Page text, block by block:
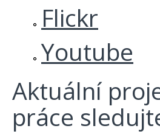
Flickr
Youtube
Aktuální
práce